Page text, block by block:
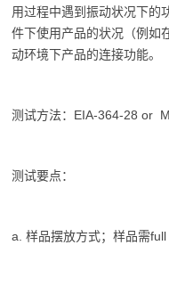
用过程中遇到振动状况下的
件下使用产品的状况（例如
动环境下产品的连接功能。
测试方法：EIA-364-28
测试要点：
a. 样品摆放方式；样品